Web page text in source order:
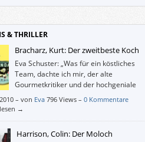
& THRILLER
Bracharz, Kurt: Der zweitbeste Koch
Eva Schuster: „Was für ein köstliches
Team, dachte ich mir, der alte
Gourmetkritiker und der hochgeniale
Teenager. – Der Roman geht dann aber
weiter. Leider.“
– von Eva 796 Views – 0 Kommentare
→
Harrison, Colin: Der Moloch